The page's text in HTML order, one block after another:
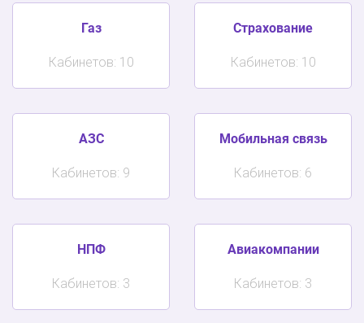
Газ
Кабинетов: 10
Страхование
Кабинетов: 10
АЗС
Кабинетов: 9
Мобильная связь
Кабинетов: 6
НПФ
Кабинетов: 3
Авиакомпании
Кабинетов: 3